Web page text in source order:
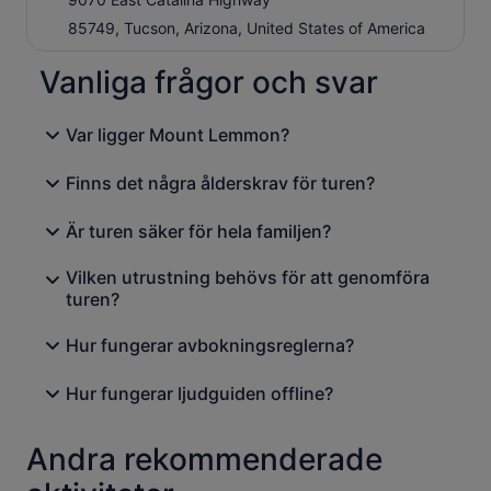
Molino Basin Trail
Catalina Federal Honor Camp
Thimble Peak Vista
General Hitchcock Campingplats
Windy Point Vista
Hoodoo Vista
Ursprungsbefolkningen i Mount Lemmon
San Pedro Vista
Tohono O'odham
Aspen Vista
Mount Lemmon Marathon
85749, Tucson, Arizona, United States of America
Vanliga frågor och svar
Var ligger Mount Lemmon?
Finns det några ålderskrav för turen?
Är turen säker för hela familjen?
Vilken utrustning behövs för att genomföra
turen?
Hur fungerar avbokningsreglerna?
Hur fungerar ljudguiden offline?
Andra rekommenderade